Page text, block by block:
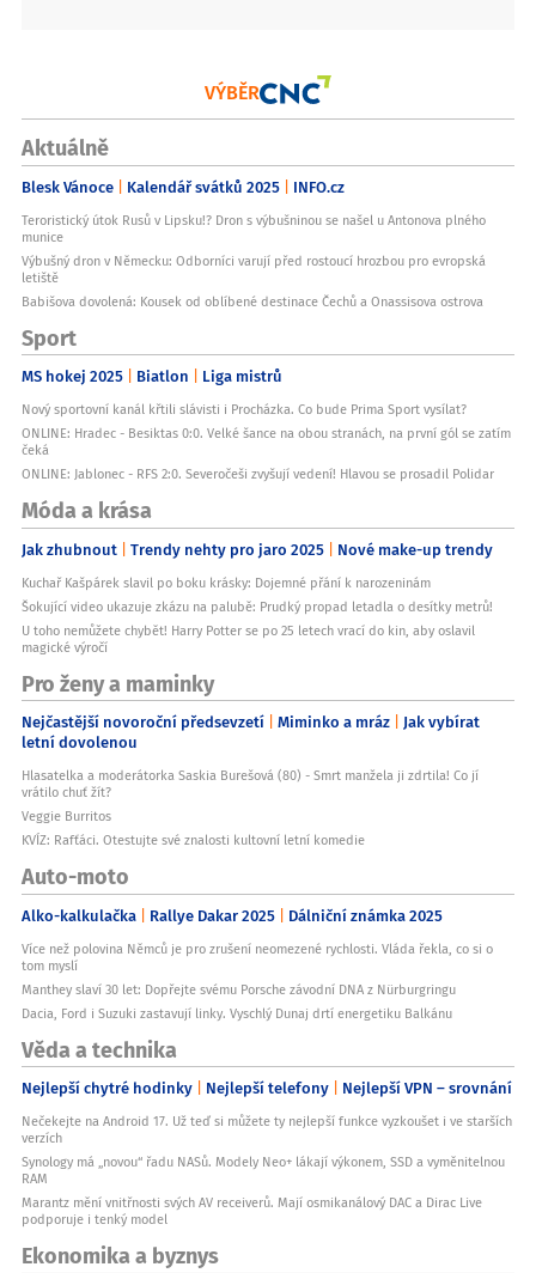
VÝBĚR
Aktuálně
Blesk Vánoce Kalendář svátků 2025 INFO.cz
Teroristický útok Rusů v Lipsku!? Dron s výbušninou se našel u Antonova plného
munice
Výbušný dron v Německu: Odborníci varují před rostoucí hrozbou pro evropská
letiště
Babišova dovolená: Kousek od oblíbené destinace Čechů a Onassisova ostrova
Sport
MS hokej 2025 Biatlon Liga mistrů
Nový sportovní kanál křtili slávisti i Procházka. Co bude Prima Sport vysílat?
ONLINE: Hradec - Besiktas 0:0. Velké šance na obou stranách, na první gól se zatím
čeká
ONLINE: Jablonec - RFS 2:0. Severočeši zvyšují vedení! Hlavou se prosadil Polidar
Móda a krása
Jak zhubnout Trendy nehty pro jaro 2025 Nové make-up trendy
Kuchař Kašpárek slavil po boku krásky: Dojemné přání k narozeninám
Šokující video ukazuje zkázu na palubě: Prudký propad letadla o desítky metrů!
U toho nemůžete chybět! Harry Potter se po 25 letech vrací do kin, aby oslavil
magické výročí
Pro ženy a maminky
Nejčastější novoroční předsevzetí Miminko a mráz Jak vybírat
letní dovolenou
Hlasatelka a moderátorka Saskia Burešová (80) - Smrt manžela ji zdrtila! Co jí
vrátilo chuť žít?
Veggie Burritos
KVÍZ: Rafťáci. Otestujte své znalosti kultovní letní komedie
Auto-moto
Alko-kalkulačka Rallye Dakar 2025 Dálniční známka 2025
Více než polovina Němců je pro zrušení neomezené rychlosti. Vláda řekla, co si o
tom myslí
Manthey slaví 30 let: Dopřejte svému Porsche závodní DNA z Nürburgringu
Dacia, Ford i Suzuki zastavují linky. Vyschlý Dunaj drtí energetiku Balkánu
Věda a technika
Nejlepší chytré hodinky Nejlepší telefony Nejlepší VPN – srovnání
Nečekejte na Android 17. Už teď si můžete ty nejlepší funkce vyzkoušet i ve starších
verzích
Synology má „novou“ řadu NASů. Modely Neo+ lákají výkonem, SSD a vyměnitelnou
RAM
Marantz mění vnitřnosti svých AV receiverů. Mají osmikanálový DAC a Dirac Live
podporuje i tenký model
Ekonomika a byznys